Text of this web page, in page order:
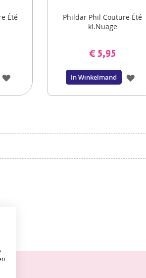
Été
VOEG
TOE
Phildar Phil Couture Été
kl.Nuage
€ 5,95
In Winkelmand